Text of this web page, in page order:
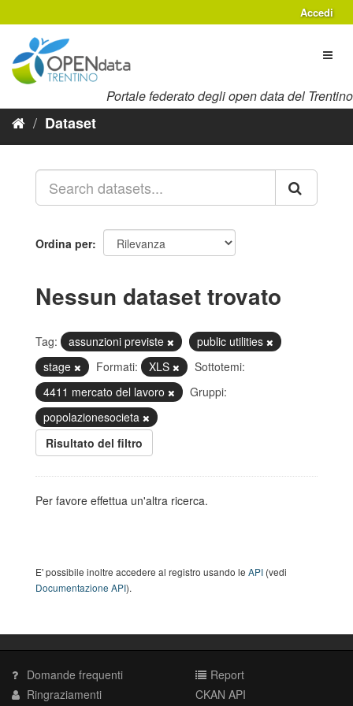
al
contenuto
Accedi
Portale federato degli open data del Trentino
Dataset
Ordina per
Nessun dataset trovato
Tag: assunzioni previste
public utilities
stage
Formati: XLS
Sottotemi:
4411 mercato del lavoro
Gruppi:
popolazionesocieta
Risultato del filtro
Per favore effettua un'altra ricerca.
E' possibile inoltre accedere al registro usando le API (vedi
Documentazione API).
Domande frequenti
Ringraziamenti
Report
CKAN API